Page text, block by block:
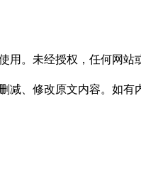
用。未经授权，任何网站
减、修改原文内容。如有